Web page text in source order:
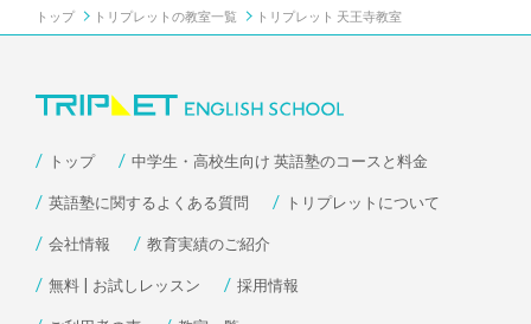
トップ トリプレットの教室一覧 トリプレット 天王寺教室
トップ 中学生・高校生向け 英語塾のコースと料金
英語塾に関するよくある質問 トリプレットについて
会社情報 教育実績のご紹介
無料 | お試しレッスン 採用情報